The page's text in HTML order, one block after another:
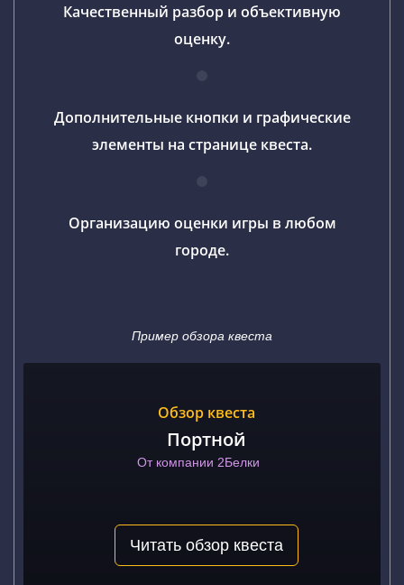
Качественный разбор и объективную
оценку.
Дополнительные кнопки и графические
элементы на странице квеста.
Организацию оценки игры в любом
городе.
Пример обзора квеста
Обзор квеста
Портной
От компании 2Белки
Читать обзор квеста